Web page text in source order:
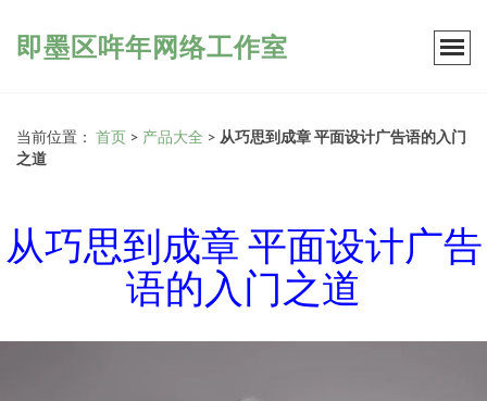
即墨区哖年网络工作室
当前位置： 首页 > 产品大全 > 从巧思到成章 平面设计广告语的入门
之道
从巧思到成章 平面设计广告
语的入门之道